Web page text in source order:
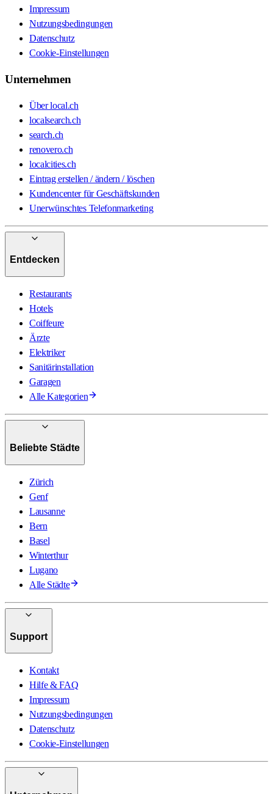
Impressum
Nutzungsbedingungen
Datenschutz
Cookie-Einstellungen
Unternehmen
Über local.ch
localsearch.ch
search.ch
renovero.ch
localcities.ch
Eintrag erstellen / ändern / löschen
Kundencenter für Geschäftskunden
Unerwünschtes Telefonmarketing
Entdecken
Restaurants
Hotels
Coiffeure
Ärzte
Elektriker
Sanitärinstallation
Garagen
Alle Kategorien
Beliebte Städte
Zürich
Genf
Lausanne
Bern
Basel
Winterthur
Lugano
Alle Städte
Support
Kontakt
Hilfe & FAQ
Impressum
Nutzungsbedingungen
Datenschutz
Cookie-Einstellungen